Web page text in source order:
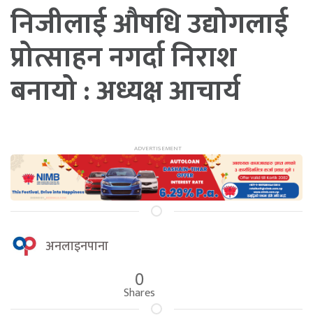
निजीलाई औषधि उद्योगलाई
प्रोत्साहन नगर्दा निराश
बनायो : अध्यक्ष आचार्य
अनलाइनपाना
0
Shares